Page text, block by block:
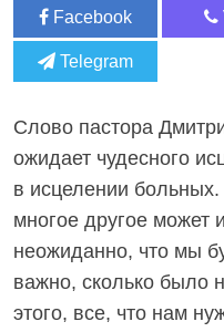
Facebook
Telegram
Слово пастора
ожидает чудесного
в исцелении больных.
многое другое может
неожиданно, что мы
важно, сколько было
этого, все, что нам